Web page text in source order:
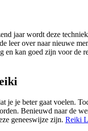
jaar wordt deze
leer over naar nieuwe
kan goed zijn voor
je je beter gaat voelen.
Benieuwd naar
geneeswijze zijn. Reiki